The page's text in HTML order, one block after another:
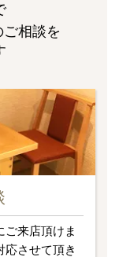
ご相談を
ご来店頂けま
応させて頂き